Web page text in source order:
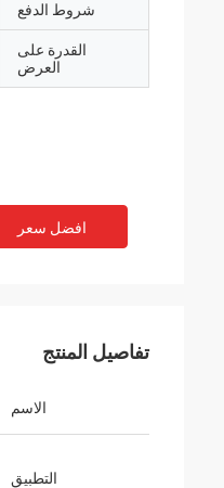
شروط الدفع
القدرة على
العرض
افضل سعر
تفاصيل المنتج
الاسم
التطبيق